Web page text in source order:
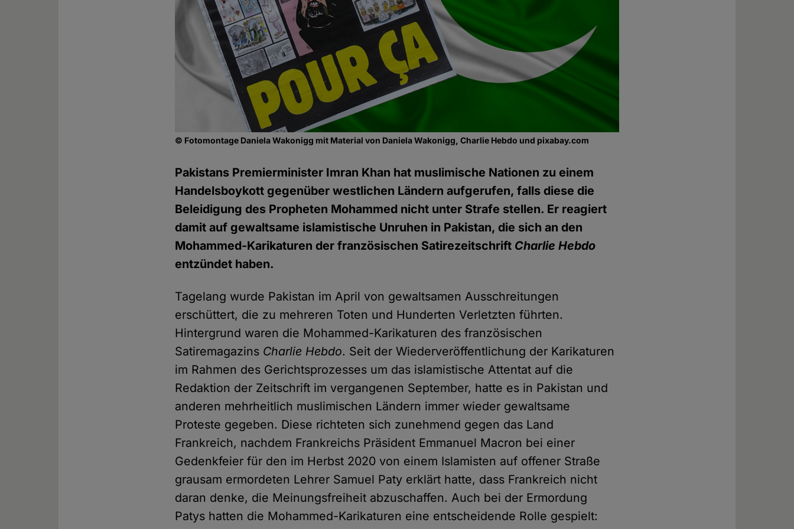
© Fotomontage Daniela Wakonigg mit Material von Daniela Wakonigg, Charlie Hebdo und pixabay.com
Pakistans Premierminister Imran Khan hat muslimische Nationen zu einem
Handelsboykott gegenüber westlichen Ländern aufgerufen, falls diese die
Beleidigung des Propheten Mohammed nicht unter Strafe stellen. Er reagiert
damit auf gewaltsame islamistische Unruhen in Pakistan, die sich an den
Mohammed-Karikaturen der französischen Satirezeitschrift Charlie Hebdo
entzündet haben.
Tagelang wurde Pakistan im April von gewaltsamen Ausschreitungen
erschüttert, die zu mehreren Toten und Hunderten Verletzten führten.
Hintergrund waren die Mohammed-Karikaturen des französischen
Satiremagazins Charlie Hebdo. Seit der Wiederveröffentlichung der Karikaturen
im Rahmen des Gerichtsprozesses um das islamistische Attentat auf die
Redaktion der Zeitschrift im vergangenen September, hatte es in Pakistan und
anderen mehrheitlich muslimischen Ländern immer wieder gewaltsame
Proteste gegeben. Diese richteten sich zunehmend gegen das Land
Frankreich, nachdem Frankreichs Präsident Emmanuel Macron bei einer
Gedenkfeier für den im Herbst 2020 von einem Islamisten auf offener Straße
grausam ermordeten Lehrer Samuel Paty erklärt hatte, dass Frankreich nicht
daran denke, die Meinungsfreiheit abzuschaffen. Auch bei der Ermordung
Patys hatten die Mohammed-Karikaturen eine entscheidende Rolle gespielt: